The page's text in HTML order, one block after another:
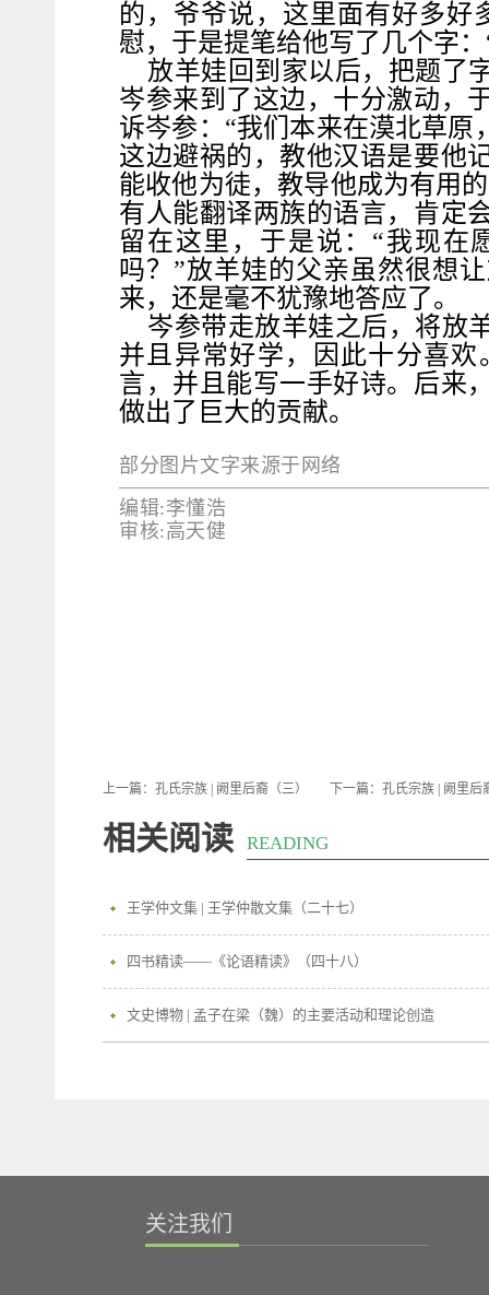
的，爷爷说，这里面有好多好
慰，于是提笔给他写了几个字
放羊娃回到家以后，把题了
岑参来到了这边，十分激动，
诉岑参：“我们本来在漠北草
这边避祸的，教他汉语是要他
能收他为徒，教导他成为有用
有人能翻译两族的语言，肯定
留在这里，于是说：“我现在
吗？”放羊娃的父亲虽然很想
来，还是毫不犹豫地答应了。
岑参带走放羊娃之后，将放
并且异常好学，因此十分喜
言，并且能写一手好诗。后来
做出了巨大的贡献。
部分图片文字来源于网络
编辑:李懂浩
审核:高天健
上一篇： 孔氏宗族 | 阙里后裔（三） 下一篇： 孔氏宗族 | 阙里后
相关阅读 READING
王学仲文集 | 王学仲散文集（二十七）
四书精读——《论语精读》（四十八）
文史博物 | 孟子在梁（魏）的主要活动和理论创造
关注我们